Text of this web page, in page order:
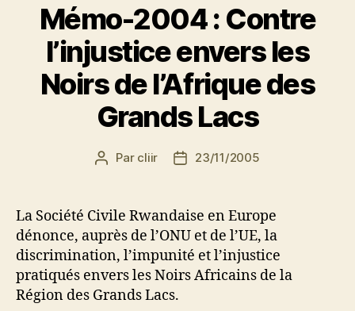
Mémo-2004 : Contre
l’injustice envers les
Noirs de l’Afrique des
Grands Lacs
Auteur
Par cliir
Date23/11/2005
La Société Civile Rwandaise en Europe
dénonce, auprès de l’ONU et de l’UE, la
discrimination, l’impunité et l’injustice
pratiqués envers les Noirs Africains de la
Région des Grands Lacs.